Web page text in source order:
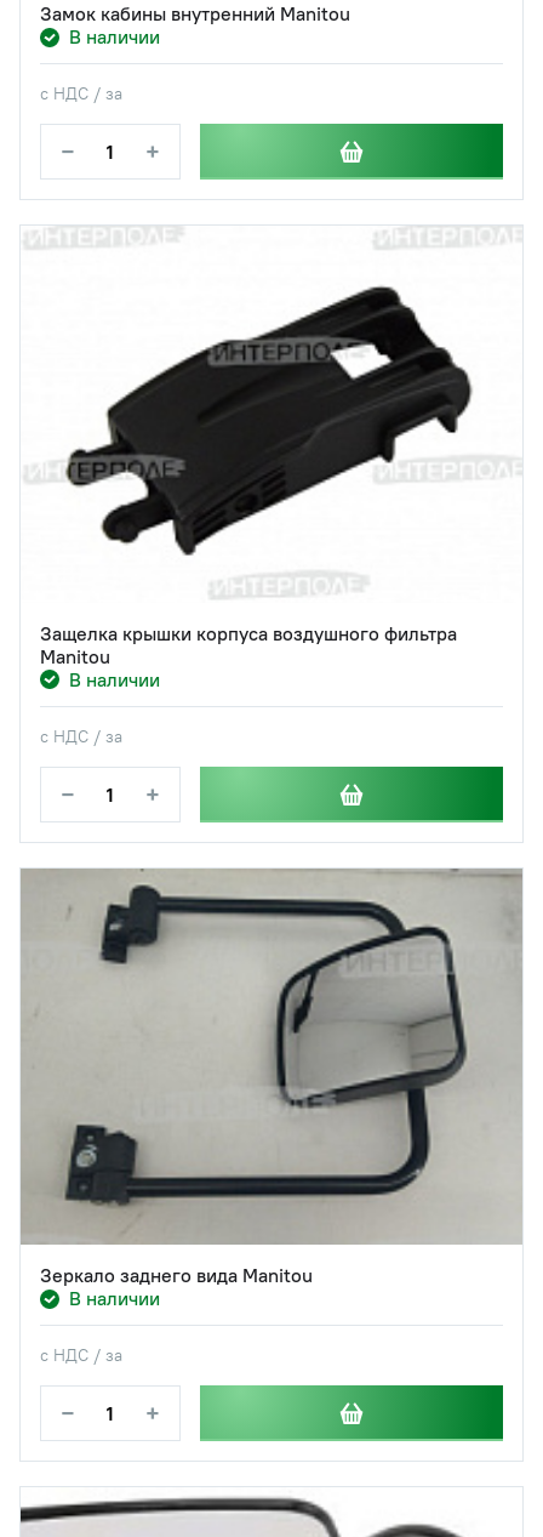
Замок кабины внутренний Manitou
В наличии
с НДС / за
− +
Защелка крышки корпуса воздушного фильтра
Manitou
В наличии
с НДС / за
− +
Зеркало заднего вида Manitou
В наличии
с НДС / за
− +